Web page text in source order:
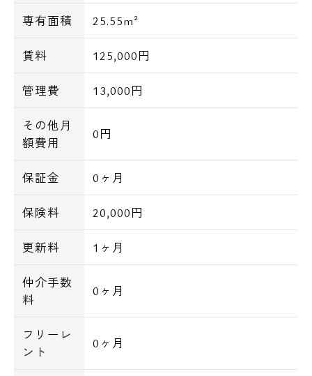
専有面積 25.55m²
賃料 125,000円
管理費 13,000円
その他月
額費用
0円
保証金 0ヶ月
保険料 20,000円
更新料 1ヶ月
仲介手数
料
0ヶ月
フリーレ
ント
0ヶ月